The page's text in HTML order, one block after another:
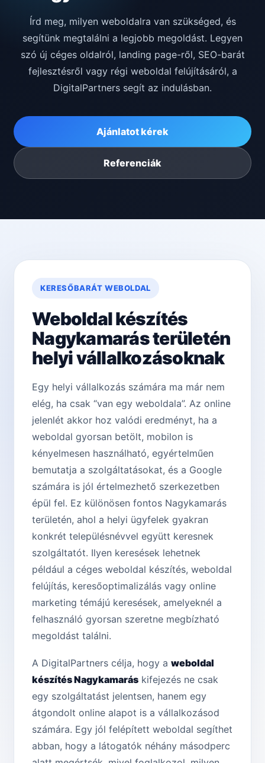
Írd meg, milyen weboldalra van szükséged, és
segítünk megtalálni a legjobb megoldást. Legyen
szó új céges oldalról, landing page-ről, SEO-barát
fejlesztésről vagy régi weboldal felújításáról, a
DigitalPartners segít az indulásban.
Ajánlatot kérek
Referenciák
KERESŐBARÁT WEBOLDAL
Weboldal készítés
Nagykamarás területén
helyi vállalkozásoknak
Egy helyi vállalkozás számára ma már nem
elég, ha csak “van egy weboldala”. Az online
jelenlét akkor hoz valódi eredményt, ha a
weboldal gyorsan betölt, mobilon is
kényelmesen használható, egyértelműen
bemutatja a szolgáltatásokat, és a Google
számára is jól értelmezhető szerkezetben
épül fel. Ez különösen fontos Nagykamarás
területén, ahol a helyi ügyfelek gyakran
konkrét településnévvel együtt keresnek
szolgáltatót. Ilyen keresések lehetnek
például a céges weboldal készítés, weboldal
felújítás, keresőoptimalizálás vagy online
marketing témájú keresések, amelyeknél a
felhasználó gyorsan szeretne megbízható
megoldást találni.
A DigitalPartners célja, hogy a weboldal
készítés Nagykamarás kifejezés ne csak
egy szolgáltatást jelentsen, hanem egy
átgondolt online alapot is a vállalkozásod
számára. Egy jól felépített weboldal segíthet
abban, hogy a látogatók néhány másodperc